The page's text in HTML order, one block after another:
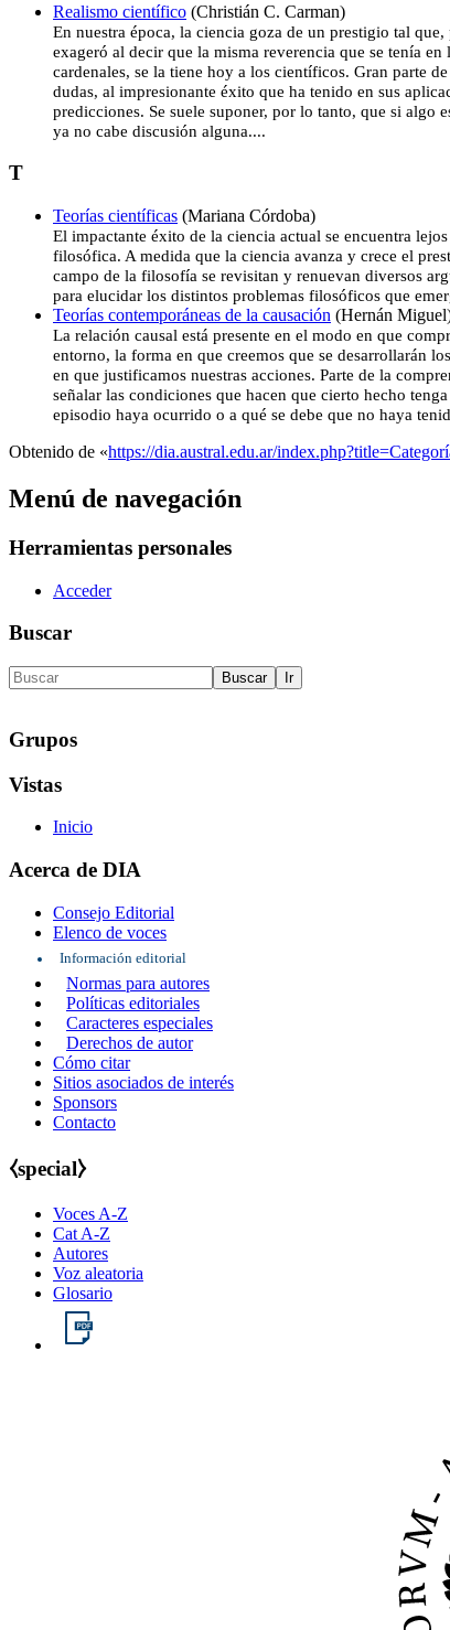
Realismo científico (Christián C. Carman)
En nuestra época, la ciencia goza de un prestigio tal
exageró al decir que la misma reverencia que se tenía
cardenales, se la tiene hoy a los científicos. Gran parte
dudas, al impresionante éxito que ha tenido en sus
predicciones. Se suele suponer, por lo tanto, que si algo
ya no cabe discusión alguna....
T
Teorías científicas (Mariana Córdoba)
El impactante éxito de la ciencia actual se encuentra
filosófica. A medida que la ciencia avanza y crece el
campo de la filosofía se revisitan y renuevan diversos
para elucidar los distintos problemas filosóficos que
Teorías contemporáneas de la causación (Hernán
La relación causal está presente en el modo en que
entorno, la forma en que creemos que se desarrollarán
en que justificamos nuestras acciones. Parte de la
señalar las condiciones que hacen que cierto hecho
episodio haya ocurrido o a qué se debe que no haya
Obtenido de «https://dia.austral.edu.ar/
Menú de navegación
Herramientas personales
Acceder
Buscar
Grupos
Vistas
Inicio
Acerca de DIA
Consejo Editorial
Elenco de voces
Información editorial
Normas para autores
Políticas editoriales
Caracteres especiales
Derechos de autor
Cómo citar
Sitios asociados de interés
Sponsors
Contacto
⧼special⧽
Voces A-Z
Cat A-Z
Autores
Voz aleatoria
Glosario